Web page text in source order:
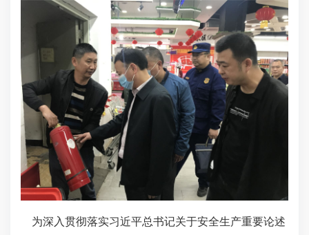
为深入贯彻落实习近平总书记关于安全生产重要论述